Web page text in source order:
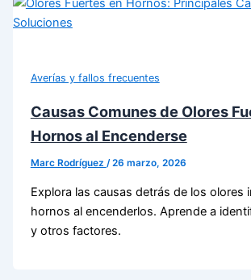
Averías y fallos frecuentes
Causas Comunes de Olores
Hornos al Encenderse
Marc Rodríguez /26 marzo, 2026
Explora las causas detrás de los olores
hornos al encenderlos. Aprende a
y otros factores.